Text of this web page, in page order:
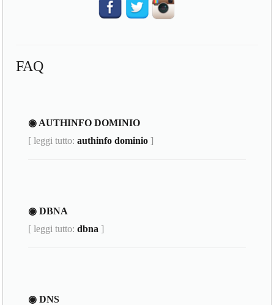
FAQ
◉ AUTHINFO DOMINIO
[ leggi tutto:authinfo dominio ]
◉ DBNA
[ leggi tutto:dbna ]
◉ DNS